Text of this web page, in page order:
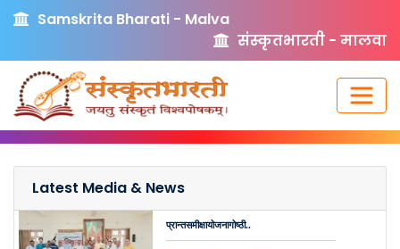
Samskrita Bharati - Malva
संस्कृतभारती - मालवा
Latest Media & News
प्रान्तसमीक्षायोजनागोष्ठी..